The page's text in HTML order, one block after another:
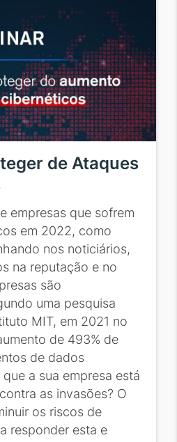
de Ataques
empresas que sofrem
em 2022, como
nos noticiários,
na reputação e no
são
uma pesquisa
MIT, em 2021 no
de 493% de
de dados
a sua empresa está
as invasões? O
os riscos de
responder esta e